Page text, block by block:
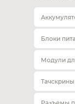
Блоки
Модули